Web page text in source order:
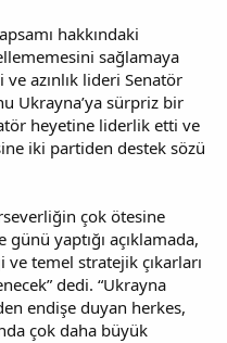
hakkındaki
sağlamaya
ve azınlık lideri Senatör
Ukrayna’ya sürpriz bir
heyetine liderlik etti ve
iki partiden destek sözü
çok ötesine
yaptığı açıklamada,
temel stratejik çıkarları
dedi. “Ukrayna
endişe duyan herkes,
çok daha büyük